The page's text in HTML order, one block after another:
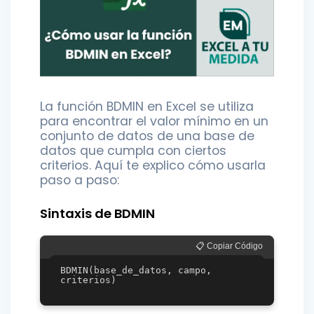
La función BDMIN en Excel se utiliza
para encontrar el valor mínimo en un
conjunto de datos de una base de
datos que cumpla con ciertos
criterios. Aquí te explico cómo usarla
paso a paso:
Sintaxis de BDMIN
📋 Copiar Código
BDMIN(base_de_datos, campo,